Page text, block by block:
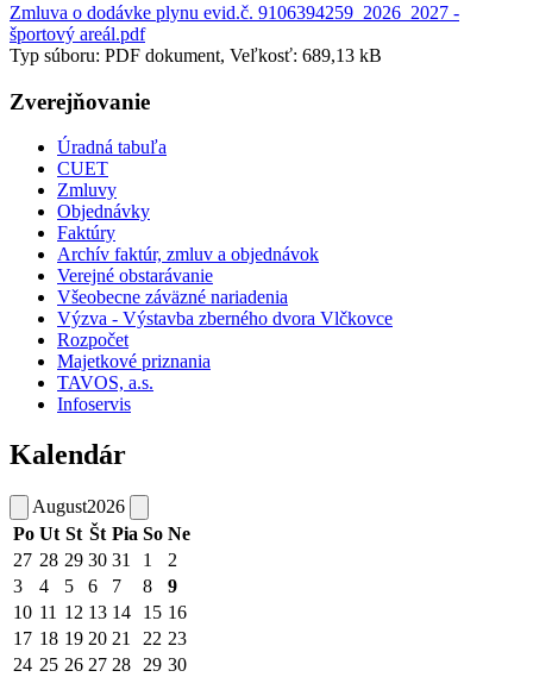
Zmluva o dodávke plynu evid.č. 9106394259_2026_2027 -
športový areál.pdf
Typ súboru: PDF dokument, Veľkosť: 689,13 kB
Zverejňovanie
Úradná tabuľa
CUET
Zmluvy
Objednávky
Faktúry
Archív faktúr, zmluv a objednávok
Verejné obstarávanie
Všeobecne záväzné nariadenia
Výzva - Výstavba zberného dvora Vlčkovce
Rozpočet
Majetkové priznania
TAVOS, a.s.
Infoservis
Kalendár
August2026
Po Ut St Št Pia So Ne
27 28 29 30 31 1
2
3
4 5 6 7 8
9
10 11 12 13 14 15 16
17 18 19 20 21 22 23
24 25 26 27 28 29 30